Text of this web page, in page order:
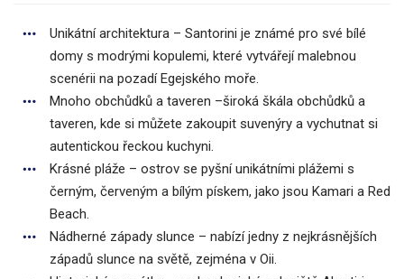
Unikátní architektura – Santorini je známé pro své bílé
domy s modrými kopulemi, které vytvářejí malebnou
scenérii na pozadí Egejského moře.
Mnoho obchůdků a taveren –široká škála obchůdků a
taveren, kde si můžete zakoupit suvenýry a vychutnat si
autentickou řeckou kuchyni.
Krásné pláže – ostrov se pyšní unikátními plážemi s
černým, červeným a bílým pískem, jako jsou Kamari a Red
Beach.
Nádherné západy slunce – nabízí jedny z nejkrásnějších
západů slunce na světě, zejména v Oii.